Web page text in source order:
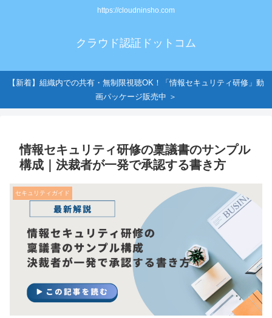
https://cloudninsho.com
クラウド認証ドットコム
【新着】組織内での共有・無制限視聴OK！「情報セキュリティ研修」動
画パッケージ販売中 ＞
情報セキュリティ研修の稟議書のサンプル
構成｜決裁者が一発で承認する書き方
セキュリティガイド